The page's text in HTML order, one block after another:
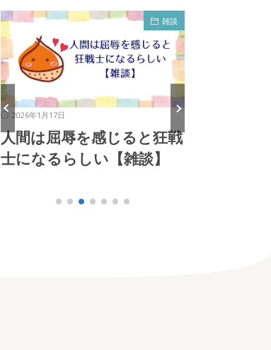
雑談
2026年1月13日
道徳なんて、誰かに教えて
もらって身につくもので